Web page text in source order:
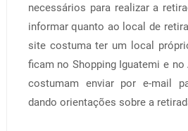
necessários para realizar a
informar quanto ao local de
site costuma ter um local
ficam no Shopping Iguatemi e
costumam enviar por e-mail
dando orientações sobre a